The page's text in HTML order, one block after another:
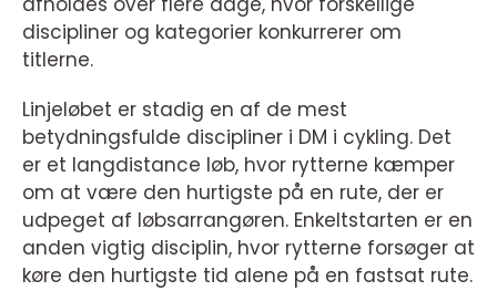
discipliner og kategorier konkurrerer om
titlerne.
Linjeløbet er stadig en af de mest
betydningsfulde discipliner i DM i cykling. Det
er et langdistance løb, hvor rytterne kæmper
om at være den hurtigste på en rute, der er
udpeget af løbsarrangøren. Enkeltstarten er en
anden vigtig disciplin, hvor rytterne forsøger at
køre den hurtigste tid alene på en fastsat rute.